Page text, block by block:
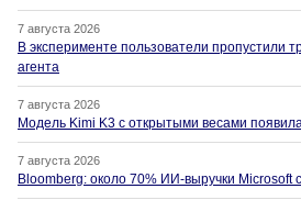
7 августа 2026
В эксперименте пользователи пропустили
агента
7 августа 2026
Модель Kimi K3 с открытыми весами
7 августа 2026
Bloomberg: около 70% ИИ-выручки Microsoft